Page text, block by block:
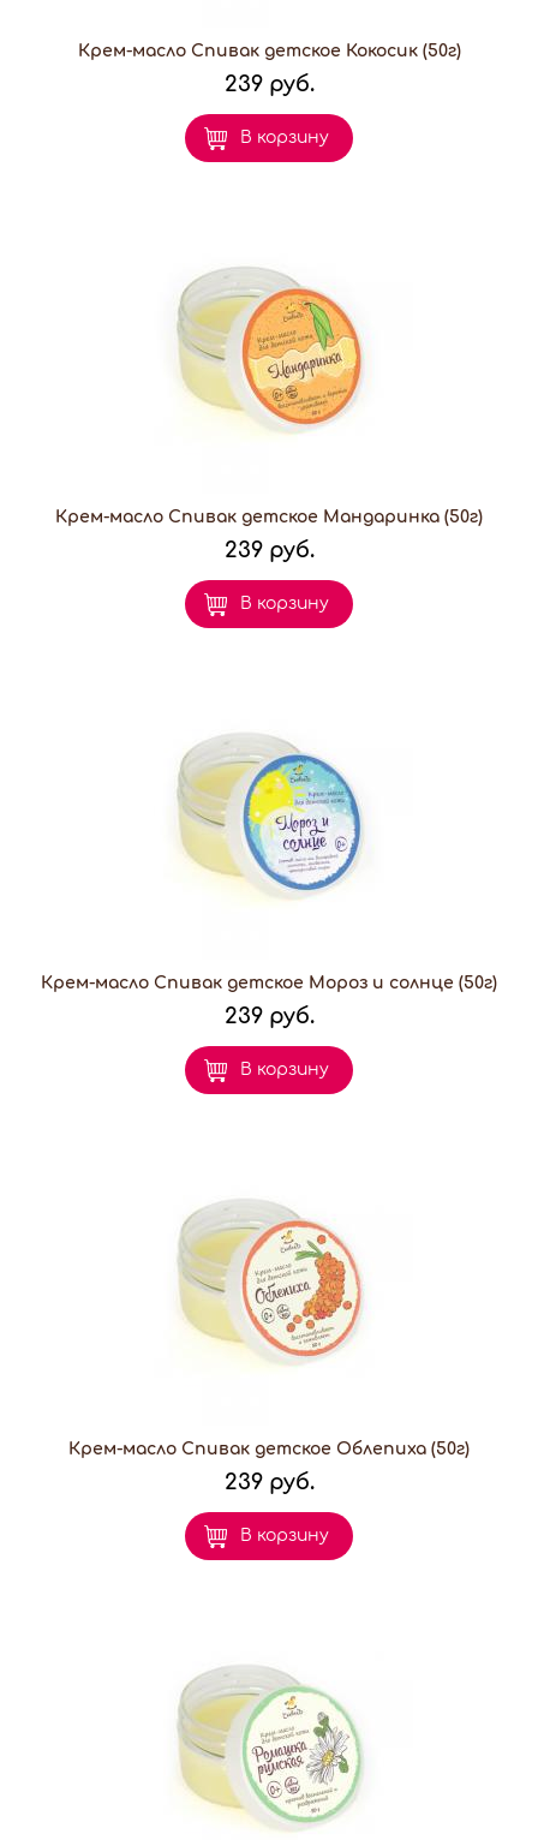
Крем-масло Спивак детское Кокосик (50г)
239 руб.
В корзину
Крем-масло Спивак детское Мандаринка (50г)
239 руб.
В корзину
Крем-масло Спивак детское Мороз и солнце (50г)
239 руб.
В корзину
Крем-масло Спивак детское Облепиха (50г)
239 руб.
В корзину